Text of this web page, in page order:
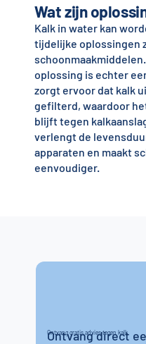
Wat zijn
Kalk in water kan
tijdelijke oplossingen
oplossing is echter
zorgt ervoor dat kalk
gefilterd, waardoor
blijft tegen
verlengt de
apparaten en maakt
eenvoudiger.
Ontvang gratis advies tegen kalk
Ontvang direct